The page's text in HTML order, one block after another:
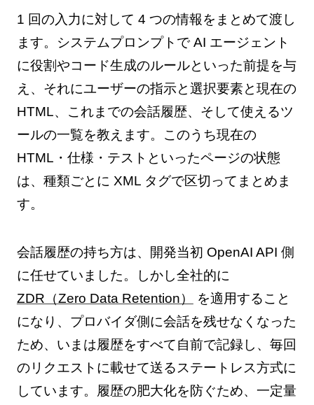
1 回の入力に対して 4 つの情報をまとめて渡し
ます。システムプロンプトで AI エージェント
に役割やコード生成のルールといった前提を与
え、それにユーザーの指示と選択要素と現在の
HTML、これまでの会話履歴、そして使えるツ
ールの一覧を教えます。このうち現在の
HTML・仕様・テストといったページの状態
は、種類ごとに XML タグで区切ってまとめま
す。
会話履歴の持ち方は、開発当初 OpenAI API 側
に任せていました。しかし全社的に
ZDR（Zero Data Retention）
を適用すること
になり、プロバイダ側に会話を残せなくなった
ため、いまは履歴をすべて自前で記録し、毎回
のリクエストに載せて送るステートレス方式に
しています。履歴の肥大化を防ぐため、一定量